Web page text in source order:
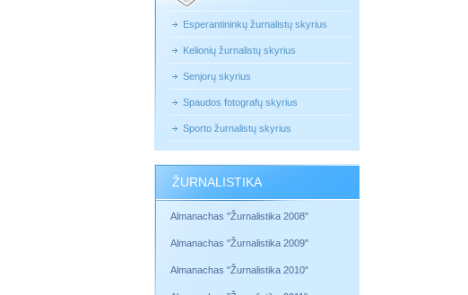
Esperantininkų žurnalistų skyrius
Kelionių žurnalistų skyrius
Senjorų skyrius
Spaudos fotografų skyrius
Sporto žurnalistų skyrius
ŽURNALISTIKA
Almanachas "Žurnalistika 2008"
Almanachas "Žurnalistika 2009"
Almanachas "Žurnalistika 2010"